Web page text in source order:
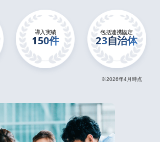
導入実績
150件
包括連携協定
23自治体
※2026年4月時点